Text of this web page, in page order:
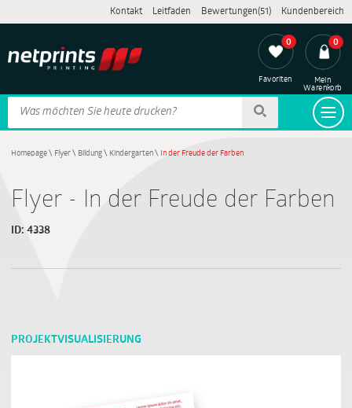
Kontakt Leitfaden Bewertungen(51) Kundenbereich
0
Favoriten
0
Mein
Warenkorb
Homepage\ Flyer\ Bildung\ Kindergarten\ In der Freude der Farben
Flyer - In der Freude der Farben
ID: 4338
PROJEKTVISUALISIERUNG